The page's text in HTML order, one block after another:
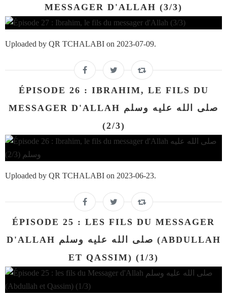
MESSAGER D'ALLAH (3/3)
Uploaded by QR TCHALABI on 2023-07-09.
ÉPISODE 26 : IBRAHIM, LE FILS DU
MESSAGER D'ALLAH صلى الله عليه وسلم
(2/3)
Uploaded by QR TCHALABI on 2023-06-23.
ÉPISODE 25 : LES FILS DU MESSAGER
D'ALLAH صلى الله عليه وسلم (ABDULLAH
ET QASSIM) (1/3)